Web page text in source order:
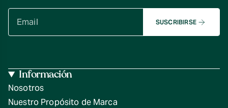
SUSCRIBIRSE
Información
Nosotros
Nuestro Propósito de Marca